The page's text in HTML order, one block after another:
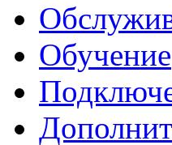
Обучение